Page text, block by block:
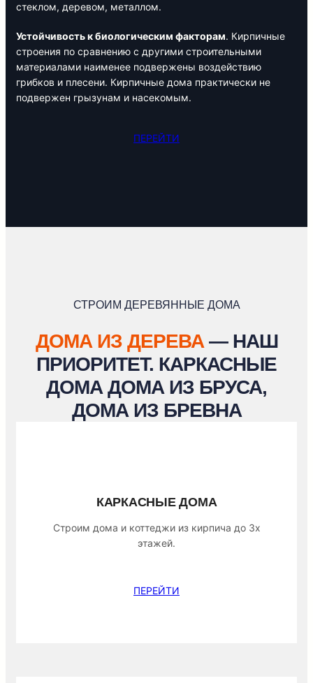
стеклом, деревом, металлом.
Устойчивость к биологическим факторам. Кирпичные
строения по сравнению с другими строительными
материалами наименее подвержены воздействию
грибков и плесени. Кирпичные дома практически не
подвержен грызунам и насекомым.
ПЕРЕЙТИ
СТРОИМ ДЕРЕВЯННЫЕ ДОМА
ДОМА ИЗ ДЕРЕВА— НАШ
ПРИОРИТЕТ. КАРКАСНЫЕ
ДОМА ДОМА ИЗ БРУСА,
ДОМА ИЗ БРЕВНА
КАРКАСНЫЕ ДОМА
Строим дома и коттеджи из кирпича до 3х
этажей.
ПЕРЕЙТИ